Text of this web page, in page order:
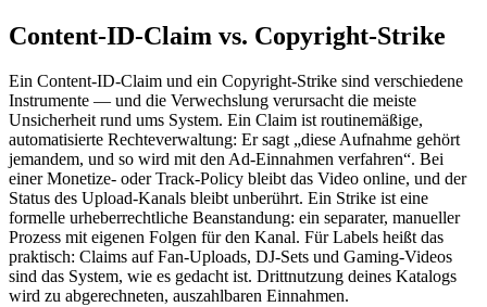
Content-ID-Claim vs. Copyright-Strike
Ein Content-ID-Claim und ein Copyright-Strike sind verschiedene
Instrumente — und die Verwechslung verursacht die meiste
Unsicherheit rund ums System. Ein Claim ist routinemäßige,
automatisierte Rechteverwaltung: Er sagt „diese Aufnahme gehört
jemandem, und so wird mit den Ad-Einnahmen verfahren“. Bei
einer Monetize- oder Track-Policy bleibt das Video online, und der
Status des Upload-Kanals bleibt unberührt. Ein Strike ist eine
formelle urheberrechtliche Beanstandung: ein separater, manueller
Prozess mit eigenen Folgen für den Kanal. Für Labels heißt das
praktisch: Claims auf Fan-Uploads, DJ-Sets und Gaming-Videos
sind das System, wie es gedacht ist. Drittnutzung deines Katalogs
wird zu abgerechneten, auszahlbaren Einnahmen.